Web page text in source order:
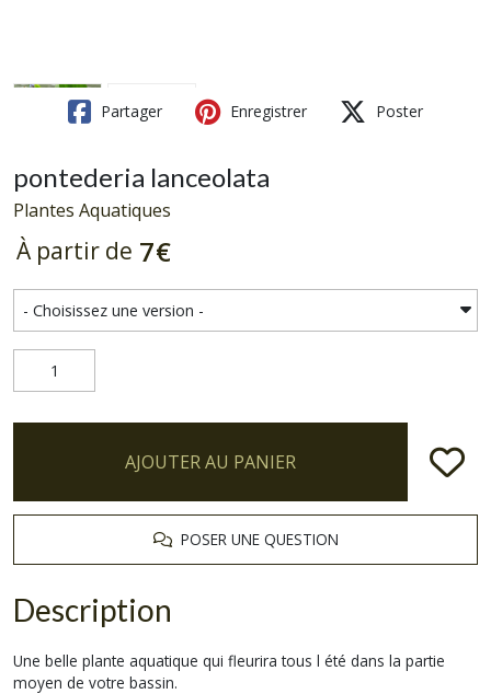
Partager Enregistrer Poster
pontederia lanceolata
Plantes Aquatiques
À partir de 7€
AJOUTER AU PANIER
POSER UNE QUESTION
Description
Une belle plante aquatique qui fleurira tous l été dans la partie
moyen de votre bassin.